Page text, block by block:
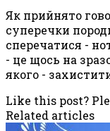
Як прийнято
суперечки
сперечатися -
- це щось на
якого -
Like this post?
Related articles